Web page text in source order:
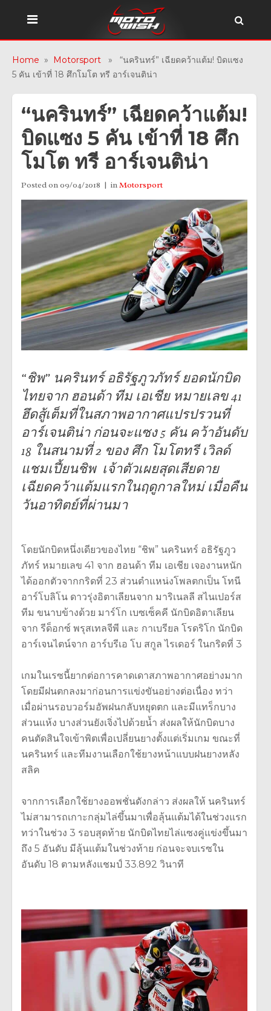
Home » Motorsport » “นครินทร์” เฉียดคว้าแต้ม! บิดแซง
5 คัน เข้าที่ 18 ศึกโมโต ทรี อาร์เจนติน่า
“นครินทร์” เฉียดคว้าแต้ม!
บิดแซง 5 คัน เข้าที่ 18 ศึก
โมโต ทรี อาร์เจนติน่า
Posted on09/04/2018 inMotorsport
“ชิพ” นครินทร์ อธิรัฐภูวภัทร์ ยอดนักบิด
ไทยจาก ฮอนด้า ทีม เอเชีย หมายเลข 41
ฮึดสู้เต็มที่ในสภาพอากาศแปรปรวนที่
อาร์เจนติน่า ก่อนจะแซง 5 คัน คว้าอันดับ
18 ในสนามที่ 2 ของ ศึก โมโตทรี เวิลด์
แชมเปี้ยนชิพ เจ้าตัวเผยสุดเสียดาย
เฉียดคว้าแต้มแรกในฤดูกาลใหม่ เมื่อคืน
วันอาทิตย์ที่ผ่านมา
โดยนักบิดหนึ่งเดียวของไทย “ชิพ” นครินทร์ ​อธิรัฐภูว
ภัทร์ หมายเลข 41 จาก ฮอนด้า ทีม เอเชีย เจองานหนัก
ได้ออกตัวจากกริดที่ 23 ส่วนตำแหน่งโพลตกเป็น โทนี
อาร์โบลิโน ดาวรุ่งอิตาเลียนจาก มาริเนลลี สไนเปอร์ส
ทีม ขนาบข้างด้วย มาร์โก เบซเซ็คคี นักบิดอิตาเลียน
จาก รีด็อกซ์ พรุสเทลจีพี และ กาเบรียล โรดริโก นักบิด
อาร์เจนไตน์จาก อาร์บรีเอ โบ สกูล ไรเดอร์ ในกริดที่ 3
เกมในเรซนี้ยากต่อการคาดเดาสภาพอากาศอย่างมาก
โดยมีฝนตกลงมาก่อนการแข่งขันอย่างต่อเนื่อง ทว่า
เมื่อผ่านรอบวอร์มอัพฝนกลับหยุดตก และมีแทร็กบาง
ส่วนแห้ง บางส่วนยังเจิ่งไปด้วยน้ำ ส่งผลให้นักบิดบาง
คนตัดสินใจเข้าพิตเพื่อเปลี่ยนยางตั้งแต่เริ่มเกม ขณะที่
นครินทร์ และทีมงานเลือกใช้ยางหน้าแบบฝนยางหลัง
สลิค
จากการเลือกใช้ยางออพชั่นดังกล่าว ส่งผลให้ นครินทร์​
ไม่สามารถเกาะกลุ่มไล่ขึ้นมาเพื่อลุ้นแต้มได้ในช่วงแรก
ทว่าในช่วง 3 รอบสุดท้าย นักบิดไทยไล่แซงคู่แข่งขึ้นมา
ถึง 5 อันดับ มีลุ้นแต้มในช่วงท้าย ก่อนจะจบเรซใน
อันดับ 18 ตามหลังแชมป์ 33.892 วินาที